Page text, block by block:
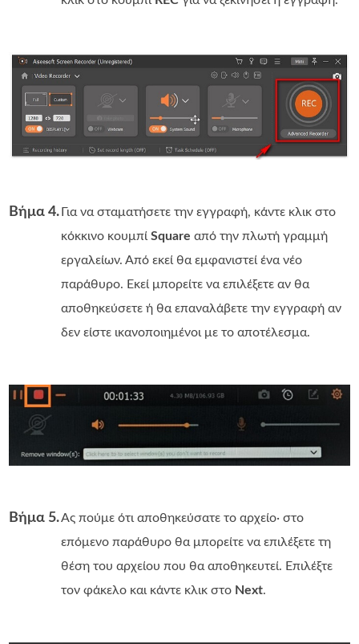
Βήμα 4. Για να σταματήσετε την εγγραφή, κάντε κλικ στο
κόκκινο κουμπίSquare από την πλωτή γραμμή
εργαλείων. Από εκεί θα εμφανιστεί ένα νέο
παράθυρο. Εκεί μπορείτε να επιλέξετε αν θα
αποθηκεύσετε ή θα επαναλάβετε την εγγραφή αν
δεν είστε ικανοποιημένοι με το αποτέλεσμα.
Βήμα 5.Ας πούμε ότι αποθηκεύσατε το αρχείο· στο
επόμενο παράθυρο θα μπορείτε να επιλέξετε τη
θέση του αρχείου που θα αποθηκευτεί. Επιλέξτε
τον φάκελο και κάντε κλικ στο Next.